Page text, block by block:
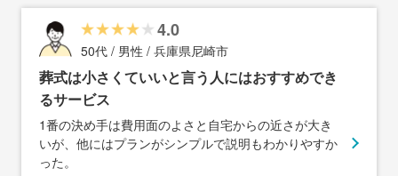
4.0
50代 / 男性 / 兵庫県尼崎市
葬式は小さくていいと言う人にはおすすめでき
るサービス
1番の決め手は費用面のよさと自宅からの近さが大き
いが、他にはプランがシンプルで説明もわかりやすか
った。